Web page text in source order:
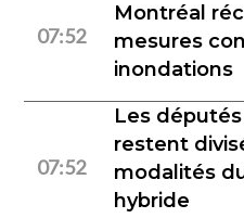
07:52
Montréal
mesures
inondations
07:52
Les
restent
modalités
hybride